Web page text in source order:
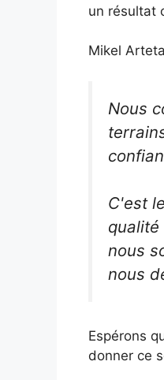
un résultat
Mikel
Nous
C'est
qualité
nous
nous
Espérons
donner ce